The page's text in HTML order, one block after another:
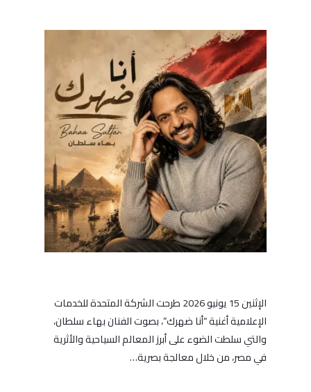
الإثنين 15 يونيو 2026 طرحت الشركة المتحدة للخدمات
الإعلامية أغنية “أنا ضهرك”، بصوت الفنان بهاء سلطان،
والتي سلطت الضوء على أبرز المعالم السياحية والأثرية
في مصر، من خلال معالجة بصرية…